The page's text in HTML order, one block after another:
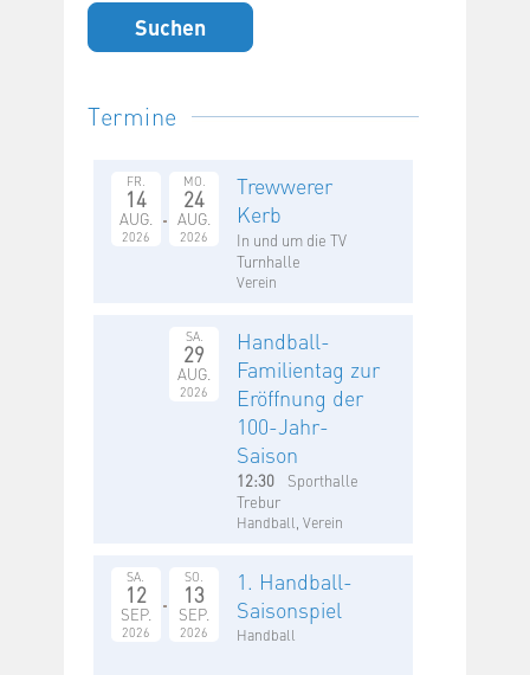
Termine
FR.
14
AUG.
2026
MO.
24
AUG.
2026
Trewwerer
Kerb
In und um die TV
Turnhalle
Verein
SA.
29
AUG.
2026
Handball-
Familientag zur
Eröffnung der
100-Jahr-
Saison
12:30
Sporthalle
Trebur
Handball, Verein
SA.
12
SEP.
2026
SO.
13
SEP.
2026
1. Handball-
Saisonspiel
Handball